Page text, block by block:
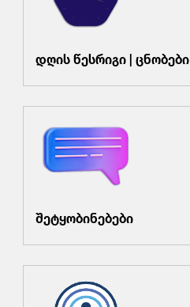
დღის წესრიგი | ცნობები
შეტყობინებები